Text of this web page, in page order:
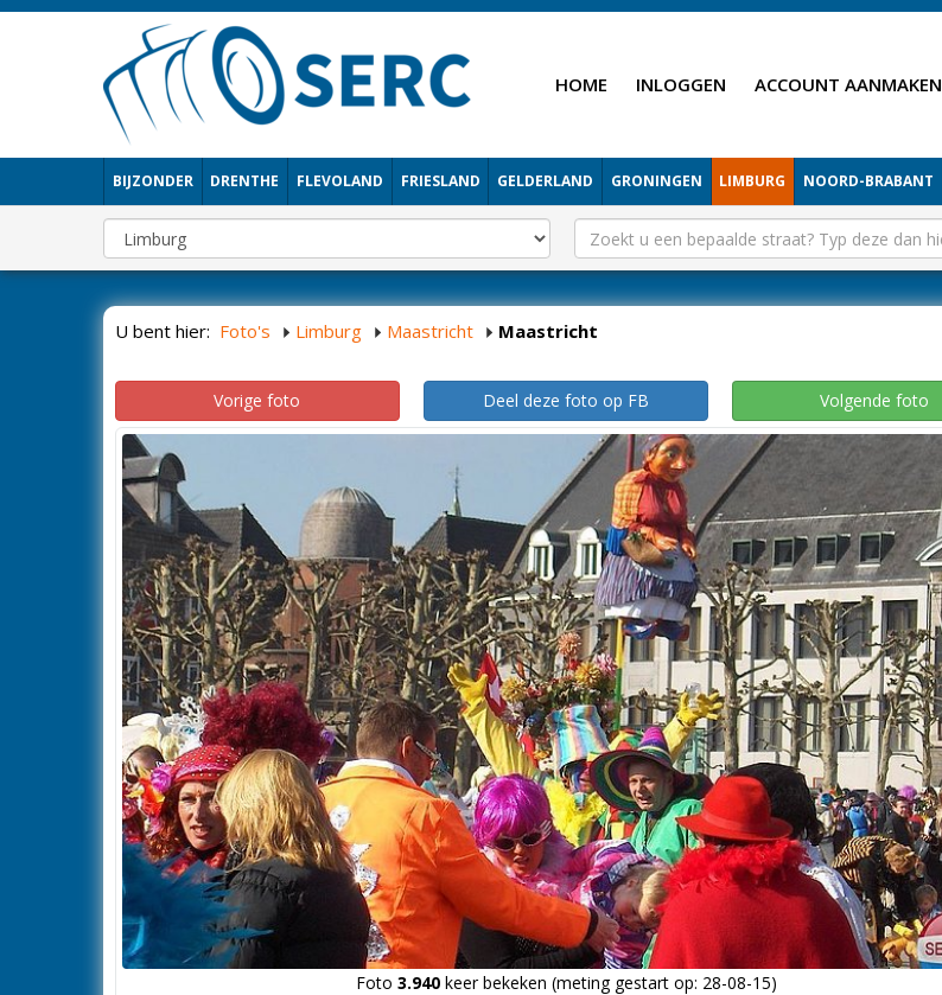
HOME INLOGGEN ACCOUNT AANMAKEN
BIJZONDER DRENTHE FLEVOLAND FRIESLAND GELDERLAND GRONINGEN LIMBURG NOORD-BRABANT
U bent hier: Foto's Limburg Maastricht Maastricht
Vorige foto Deel deze foto op FB Volgende foto
Foto 3.940keer bekeken (meting gestart op: 28-08-15)